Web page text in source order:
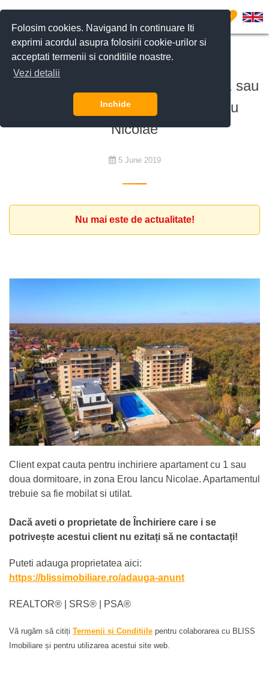
Folosim cookies. Navigand In continuare Iti
exprimi acordul asupra folosirii cookie-urilor si
acceptati termenii si conditiile noastre.
Vezi detalii
Inchide
0
De închiriat
Client expat cauta apartament cu 1 sau
2 dormitoare, in zona Erou Iancu
Nicolae
5 June 2019
Nu mai este de actualitate!
Client expat cauta pentru inchiriere apartament cu 1 sau
doua dormitoare, in zona Erou Iancu Nicolae. Apartamentul
trebuie sa fie mobilat si utilat.
Dacă aveti o proprietate de Închiriere care i se
potrivește acestui client nu ezitați să ne contactați!
Puteti adauga proprietatea aici:
https://blissimobiliare.ro/adauga-anunt
REALTOR®️ | SRS®️ | PSA®️
Vă rugăm să citiți Termenii și Condițiile pentru colaborarea cu BLISS
Imobiliare și pentru utilizarea acestui site web.